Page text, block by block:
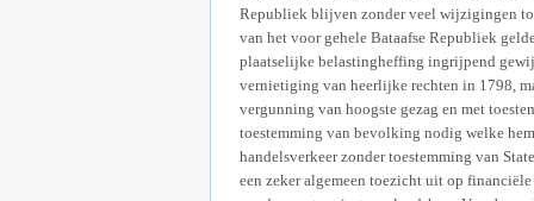
Republiek blijven zonder veel wijzigingen
van het voor gehele Bataafse Republiek
plaatselijke belastingheffing ingrijpend
vernietiging van heerlijke rechten in 1798,
vergunning van hoogste gezag en met
toestemming van bevolking nodig welke
handelsverkeer zonder toestemming van
een zeker algemeen toezicht uit op